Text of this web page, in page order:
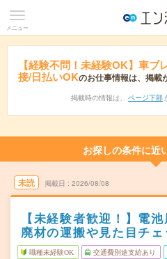
メニュー
【経験不問！未経験OK】車
接/日払いOKのお仕事情報は、掲載
掲載時の情報は、 ページ下部
お探しの条件に近
未読 掲載日 2026/08/08
【未経験者歓迎！】電
廃材の運搬や見た目チ
職種未経験OK 交通費別途支給あり